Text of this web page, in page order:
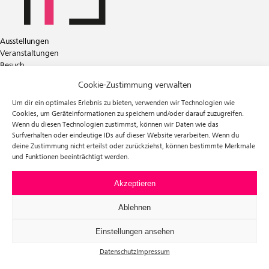
Cookie-Zustimmung verwalten
Um dir ein optimales Erlebnis zu bieten, verwenden wir Technologien wie
Cookies, um Geräteinformationen zu speichern und/oder darauf zuzugreifen.
Wenn du diesen Technologien zustimmst, können wir Daten wie das
Surfverhalten oder eindeutige IDs auf dieser Website verarbeiten. Wenn du
deine Zustimmung nicht erteilst oder zurückziehst, können bestimmte Merkmale
und Funktionen beeinträchtigt werden.
Akzeptieren
Ablehnen
Einstellungen ansehen
DatenschutzImpressum
Ausstellungen
Veranstaltungen
Besuch
Förderverein
Newsletter
Instagram
Facebook
f³ – freiraum für fotografie
Prinzessinnenstraße 30
Telefon: +49 30 63961119